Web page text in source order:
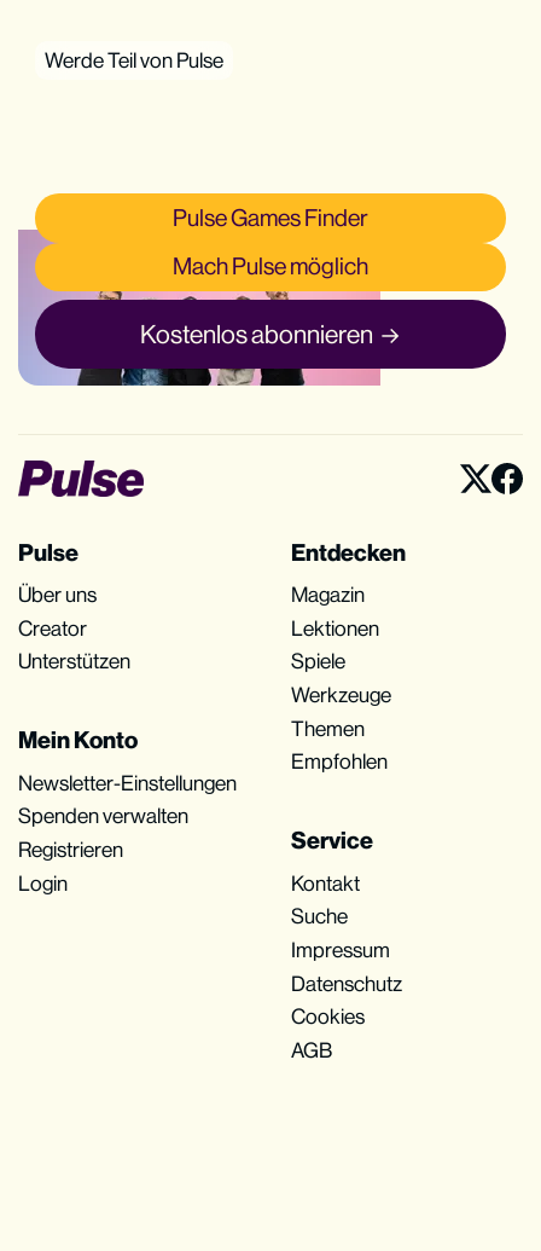
Werde Teil von Pulse
Pulse Games Finder
Mach Pulse möglich
Kostenlos abonnieren
Pulse
Über uns
Creator
Unterstützen
Entdecken
Magazin
Lektionen
Spiele
Werkzeuge
Themen
Empfohlen
Mein Konto
Newsletter-Einstellungen
Spenden verwalten
Registrieren
Login
Service
Kontakt
Suche
Impressum
Datenschutz
Cookies
AGB